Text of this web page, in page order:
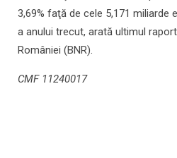
3,69% faţă de cele 5,171 miliarde
a anului trecut, arată ultimul
României (BNR).
CMF 11240017